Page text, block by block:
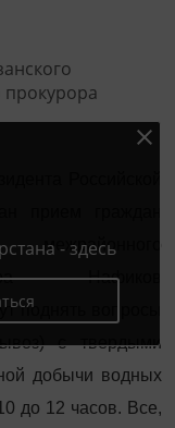
Российской
прием граждан
Нафиков
поднять вопросы
с твердыми
добычи водных
до 12 часов. Все,
- здесь